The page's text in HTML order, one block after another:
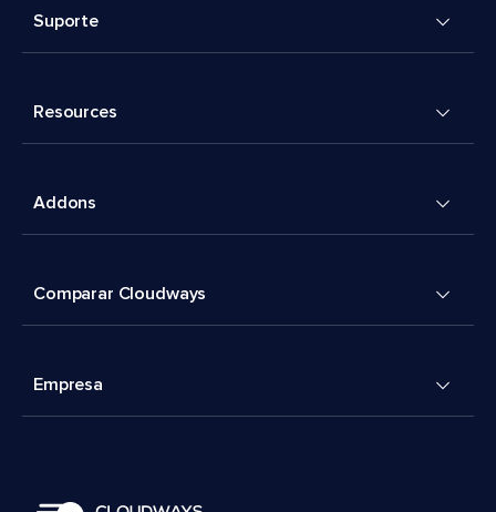
Suporte
Resources
Addons
Comparar Cloudways
Empresa